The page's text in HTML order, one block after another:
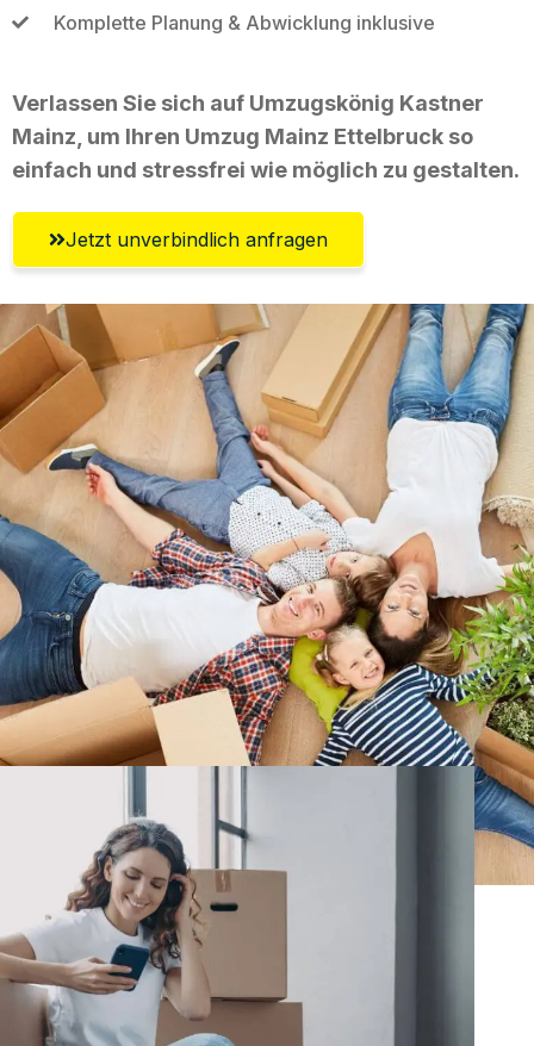
Komplette Planung & Abwicklung inklusive
Verlassen Sie sich auf Umzugskönig Kastner
Mainz, um Ihren Umzug Mainz Ettelbruck so
einfach und stressfrei wie möglich zu gestalten.
Jetzt unverbindlich anfragen